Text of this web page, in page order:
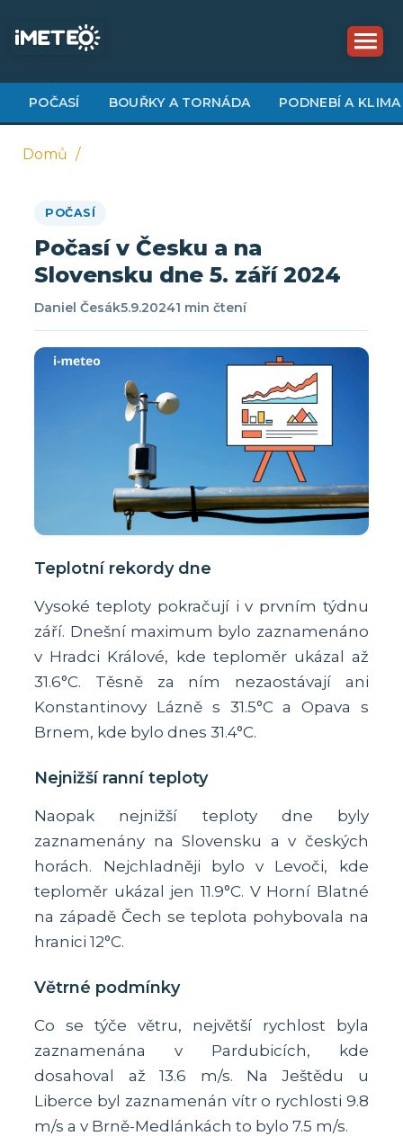
obsahu
POČASÍ BOUŘKY A TORNÁDA PODNEBÍ A KLIMA
navigace
Domů
POČASÍ
Počasí v Česku a na
Slovensku dne 5. září 2024
Daniel Česák5.9.20241 min čtení
Teplotní rekordy dne
Vysoké teploty pokračují i v prvním týdnu
září. Dnešní maximum bylo zaznamenáno
v Hradci Králové, kde teploměr ukázal až
31.6°C. Těsně za ním nezaostávají ani
Konstantinovy Lázně s 31.5°C a Opava s
Brnem, kde bylo dnes 31.4°C.
Nejnižší ranní teploty
Naopak nejnižší teploty dne byly
zaznamenány na Slovensku a v českých
horách. Nejchladněji bylo v Levoči, kde
teploměr ukázal jen 11.9°C. V Horní Blatné
na západě Čech se teplota pohybovala na
hranici 12°C.
Větrné podmínky
Co se týče větru, největší rychlost byla
zaznamenána v Pardubicích, kde
dosahoval až 13.6 m/s. Na Ještědu u
Liberce byl zaznamenán vítr o rychlosti 9.8
m/s a v Brně-Medlánkách to bylo 7.5 m/s.